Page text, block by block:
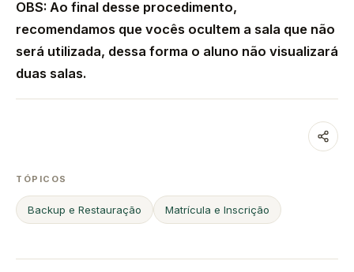
OBS: Ao final desse procedimento,
recomendamos que vocês ocultem a sala que não
será utilizada, dessa forma o aluno não visualizará
duas salas.
TÓPICOS
Backup e Restauração Matrícula e Inscrição